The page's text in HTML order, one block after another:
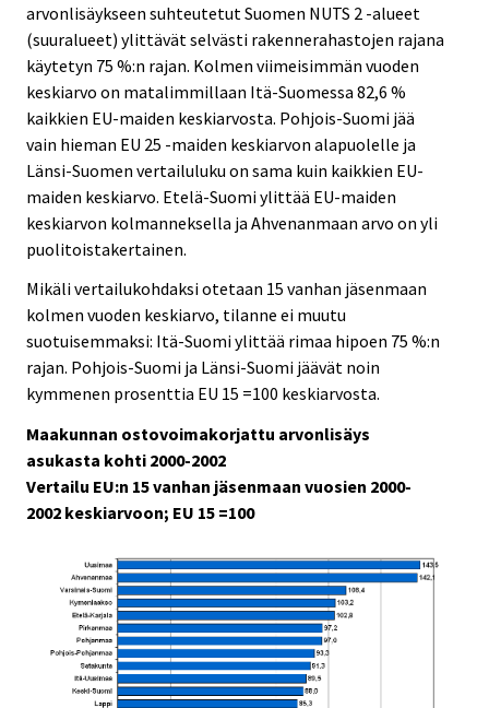
arvonlisäykseen suhteutetut Suomen NUTS 2 -alueet
(suuralueet) ylittävät selvästi rakennerahastojen rajana
käytetyn 75 %:n rajan. Kolmen viimeisimmän vuoden
keskiarvo on matalimmillaan Itä-Suomessa 82,6 %
kaikkien EU-maiden keskiarvosta. Pohjois-Suomi jää
vain hieman EU 25 -maiden keskiarvon alapuolelle ja
Länsi-Suomen vertailuluku on sama kuin kaikkien EU-
maiden keskiarvo. Etelä-Suomi ylittää EU-maiden
keskiarvon kolmanneksella ja Ahvenanmaan arvo on yli
puolitoistakertainen.
Mikäli vertailukohdaksi otetaan 15 vanhan jäsenmaan
kolmen vuoden keskiarvo, tilanne ei muutu
suotuisemmaksi: Itä-Suomi ylittää rimaa hipoen 75 %:n
rajan. Pohjois-Suomi ja Länsi-Suomi jäävät noin
kymmenen prosenttia EU 15 =100 keskiarvosta.
Maakunnan ostovoimakorjattu arvonlisäys
asukasta kohti 2000-2002
Vertailu EU:n 15 vanhan jäsenmaan vuosien 2000-
2002 keskiarvoon; EU 15 =100